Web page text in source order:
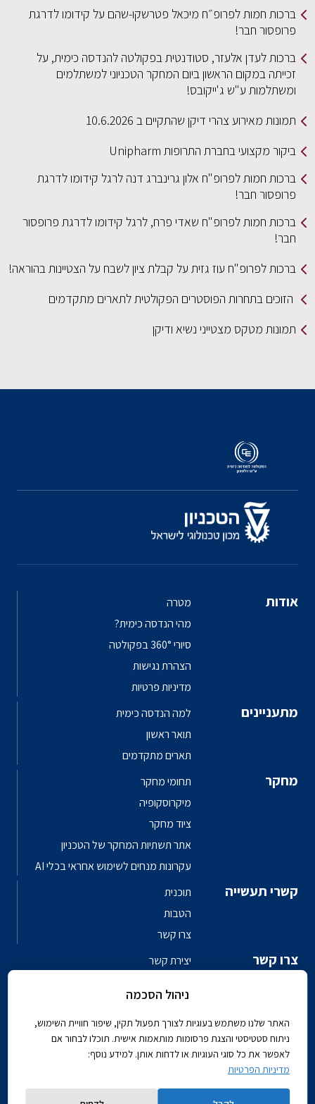
ברכות חמות לפרופ״ח מיכאל פטרשקו-שהם על קידומו לדרגת
פרופסור חבר!
ברכות לעדן אלעזר, סטודנטית בפקולטה להנדסה כימית, על
זכייתה במקום הראשון ביום המחקר הטכניוני למשתלמים
ומשתלמות ע"ש ג'ייקובס!
תמונות מאירוע צהרי דיקן שהתקיים ב 10.6.2026
ביקור מקצועי בחברת התרופות Unipharm
ברכות חמות לפרופ"ח אלון גרינברג דנה לרגל קידומו לדרגת
פרופסור חבר!
ברכות חמות לפרופ"ח שאדי פרח, לרגל קידומו לדרגת פרופסור
חבר!
ברכות לפרופ"ח עוז גזית על קבלת ציון לשבח על הצטיינות בהוראה!
הזוכים בתחרות הפוסטרים הפקולטית לתארים מתקדמים
תמונות מטקס מצטייני נשיא ודיקן
אודות
מטרה
מהי הנדסה כימית?
סיורי 360° בפקולטה
הצהרת נגישות
מדיניות פרטיות
מתעניינים
למה הנדסה כימית
תואר ראשון
תארים מתקדמים
מחקר
תחומי מחקר
מיקרוסקופיה
ציוד מחקר
אתר תשתיות המחקר של הטכניון
עקרונות מנחים לשימוש אחראי בכלי AI
קשרי תעשייה
תוכנית
הטבות
צרו קשר
צרו קשר
יצירת קשר
ספר טלפונים פקולטי
ניהול הסכמה
האתר שלנו משתמש בעוגיות לצורך תפעול תקין, שיפור חוויית השימוש,
ניתוח סטטיסטי והצגת פרסומות מותאמות אישית. תוכלו לבחור אם
לאפשר את כל סוגי העוגיות או לדחות אותן. למידע נוסף:
מדיניות הפרטיות